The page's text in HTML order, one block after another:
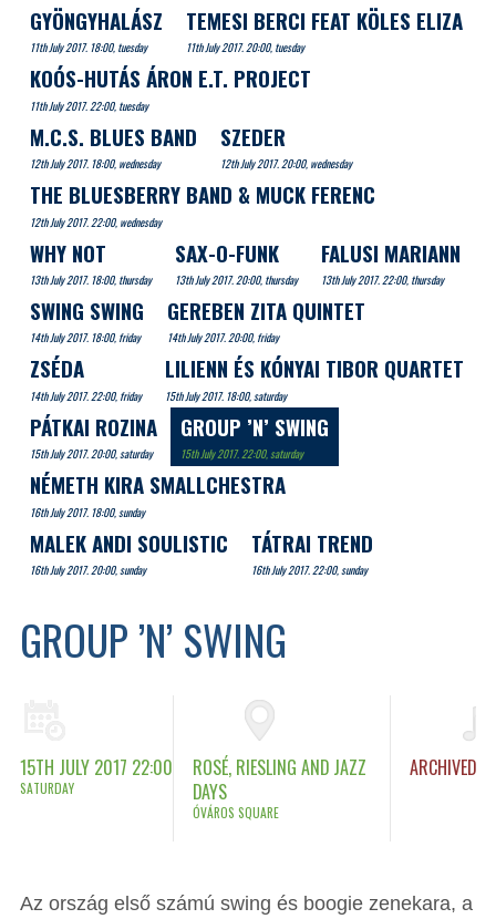
GROUP ’N’ SWING
15TH JULY 2017 22:00
SATURDAY
ROSÉ, RIESLING AND JAZZ
DAYS
ÓVÁROS SQUARE
ARCHIVED
Az ország első számú swing és boogie zenekara, a
GYÖNGYHALÁSZ
11th July 2017. 18:00, tuesday
TEMESI BERCI FEAT KÖLES ELIZA
11th July 2017. 20:00, tuesday
KOÓS-HUTÁS ÁRON E.T. PROJECT
11th July 2017. 22:00, tuesday
M.C.S. BLUES BAND
12th July 2017. 18:00, wednesday
SZEDER
12th July 2017. 20:00, wednesday
THE BLUESBERRY BAND & MUCK FERENC
12th July 2017. 22:00, wednesday
WHY NOT
13th July 2017. 18:00, thursday
SAX-O-FUNK
13th July 2017. 20:00, thursday
FALUSI MARIANN
13th July 2017. 22:00, thursday
SWING SWING
14th July 2017. 18:00, friday
GEREBEN ZITA QUINTET
14th July 2017. 20:00, friday
ZSÉDA
14th July 2017. 22:00, friday
LILIENN ÉS KÓNYAI TIBOR QUARTET
15th July 2017. 18:00, saturday
PÁTKAI ROZINA
15th July 2017. 20:00, saturday
GROUP ’N’ SWING
15th July 2017. 22:00, saturday
NÉMETH KIRA SMALLCHESTRA
16th July 2017. 18:00, sunday
MALEK ANDI SOULISTIC
16th July 2017. 20:00, sunday
TÁTRAI TREND
16th July 2017. 22:00, sunday